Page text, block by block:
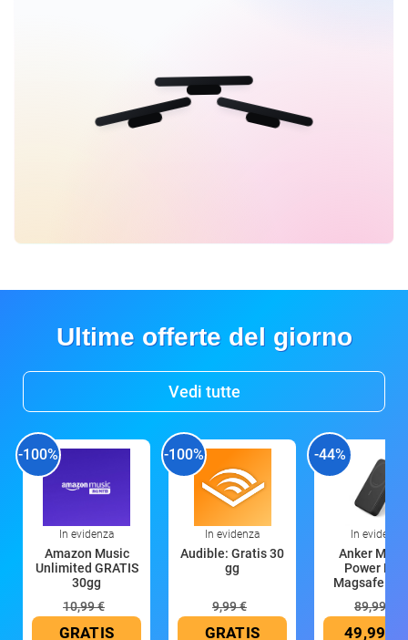
Ultime offerte del giorno
Vedi tutte
-100%
In evidenza
Amazon Music
Unlimited GRATIS
30gg
10,99 €
GRATIS
-100%
In evidenza
Audible: Gratis 30
gg
9,99 €
GRATIS
-44%
In evidenza
Anker
Power
Magsafe
89,99 €
49,99 €